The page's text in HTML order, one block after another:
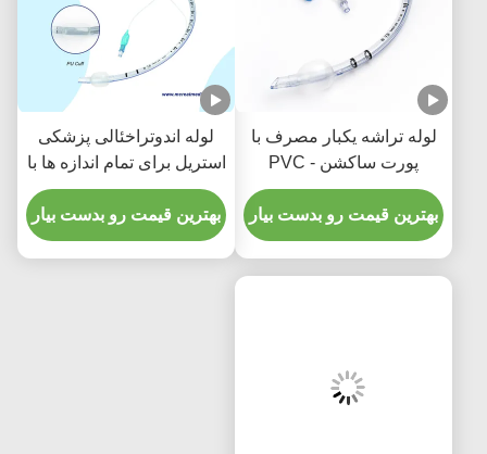
لوله تراشه یکبار مصرف با
پورت ساکشن - PVC
شفاف بدون DEHP برای
پنج سال ضمانت کیفیت
بهترین قیمت رو بدست بیار
لوله اندوتراخئالی پزشکی
استریل برای تمام اندازه ها با
CE ISO
بهترین قیمت رو بدست بیار